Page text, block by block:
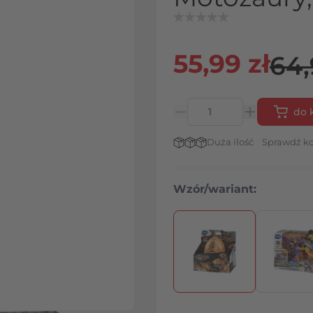
55,99 zł
do
Stan magazynowy:
Duża ilość Sprawdź
Wzór/wariant:
Naciśnij, aby pominąć